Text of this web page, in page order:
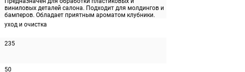
виниловых деталей салона. Подходит для молдингов и
бамперов. Обладает приятным ароматом клубники.
уход и очистка
235
50